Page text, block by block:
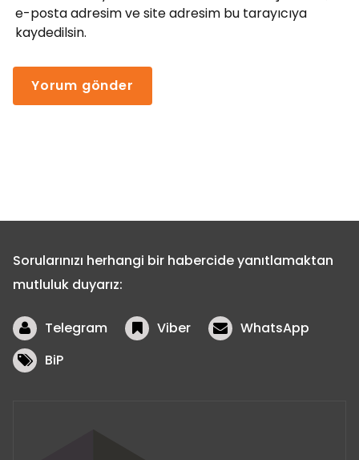
e-posta adresim ve site adresim bu tarayıcıya
kaydedilsin.
Sorularınızı herhangi bir habercide yanıtlamaktan
mutluluk duyarız:
Telegram Viber
WhatsApp
BiP